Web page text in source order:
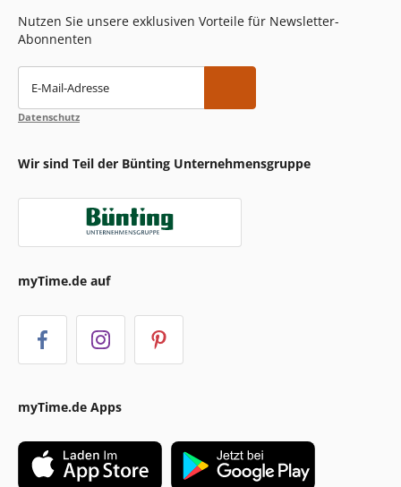
Nutzen Sie unsere exklusiven Vorteile für Newsletter-
Abonnenten
E-Mail-Adresse
Datenschutz
Wir sind Teil der Bünting Unternehmensgruppe
myTime.de auf
myTime.de Apps